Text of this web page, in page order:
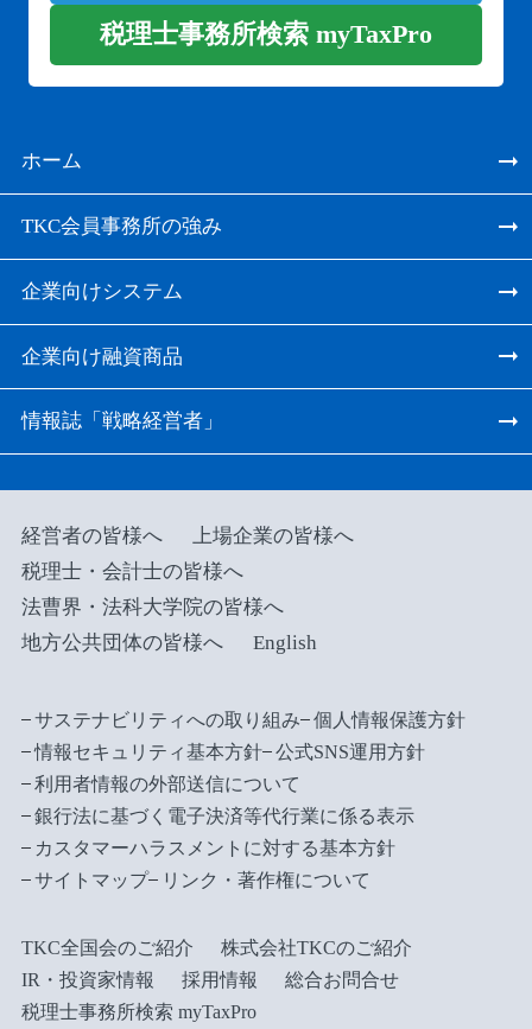
税理士事務所検索 myTaxPro
ホーム
TKC会員事務所の強み
企業向けシステム
企業向け融資商品
情報誌「戦略経営者」
経営者の皆様へ
上場企業の皆様へ
税理士・会計士の皆様へ
法曹界・法科大学院の皆様へ
地方公共団体の皆様へ
English
サステナビリティへの取り組み
個人情報保護方針
情報セキュリティ基本方針
公式SNS運用方針
利用者情報の外部送信について
銀行法に基づく電子決済等代行業に係る表示
カスタマーハラスメントに対する基本方針
サイトマップ
リンク・著作権について
TKC全国会のご紹介
株式会社TKCのご紹介
IR・投資家情報
採用情報
総合お問合せ
税理士事務所検索 myTaxPro